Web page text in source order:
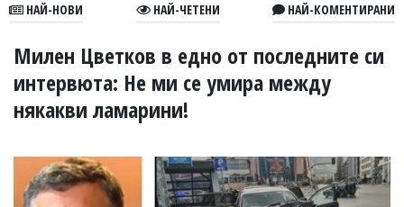
В
УКРАЙНА
СПОРТ
БИЗНЕС
НАЙ-НОВИ НАЙ-ЧЕТЕНИ НАЙ-КОМЕНТИРАНИ
Милен Цветков в едно от последните си
интервюта: Не ми се умира между
някакви ламарини!